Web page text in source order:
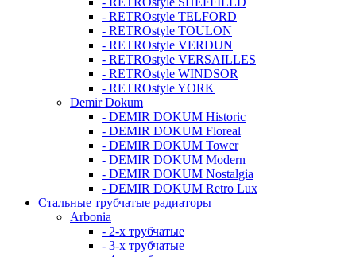
- RETROstyle TELFORD
- RETROstyle TOULON
- RETROstyle VERDUN
- RETROstyle VERSAILLES
- RETROstyle WINDSOR
- RETROstyle YORK
Demir Dokum
- DEMIR DOKUM Historic
- DEMIR DOKUM Floreal
- DEMIR DOKUM Tower
- DEMIR DOKUM Modern
- DEMIR DOKUM Nostalgia
- DEMIR DOKUM Retro Lux
Стальные трубчатые радиаторы
Arbonia
- 2-х трубчатые
- 3-х трубчатые